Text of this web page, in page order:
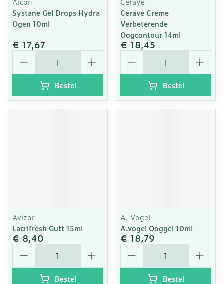
Systane Gel Drops Hydra
Ogen 10ml
€ 17,67
Aantal
Bestel
Cerave Creme
Verbeterende
Oogcontour 14ml
€ 18,45
Aantal
Bestel
Avizor
Lacrifresh Gutt 15ml
€ 8,40
Aantal
Bestel
A. Vogel
A.vogel Ooggel 10ml
€ 18,79
Aantal
Bestel